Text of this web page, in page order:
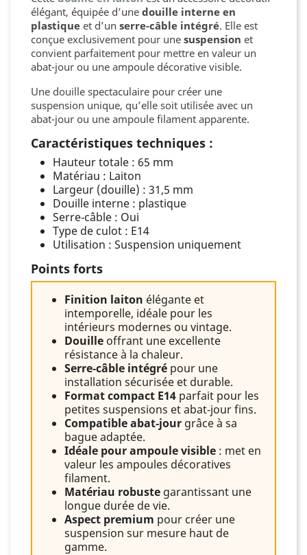
élégant, équipée d’une douille interne en
plastique et d’un serre‑câble intégré. Elle est
conçue exclusivement pour une suspension et
convient parfaitement pour mettre en valeur un
abat‑jour ou une ampoule décorative visible.
Une douille spectaculaire pour créer une
suspension unique, qu’elle soit utilisée avec un
abat‑jour ou une ampoule filament apparente.
Caractéristiques techniques :
Hauteur totale : 65 mm
Matériau : Laiton
Largeur (douille) : 31,5 mm
Douille interne : plastique
Serre‑câble : Oui
Type de culot : E14
Utilisation : Suspension uniquement
Points forts
Finition laiton élégante et
intemporelle, idéale pour les
intérieurs modernes ou vintage.
Douille offrant une excellente
résistance à la chaleur.
Serre‑câble intégré pour une
installation sécurisée et durable.
Format compact E14 parfait pour les
petites suspensions et abat‑jour fins.
Compatible abat‑jour grâce à sa
bague adaptée.
Idéale pour ampoule visible : met en
valeur les ampoules décoratives
filament.
Matériau robuste garantissant une
longue durée de vie.
Aspect premium pour créer une
suspension sur mesure haut de
gamme.